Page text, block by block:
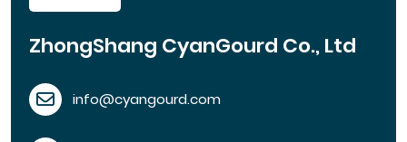
ZhongShang CyanGourd Co., Ltd
info@cyangourd.com